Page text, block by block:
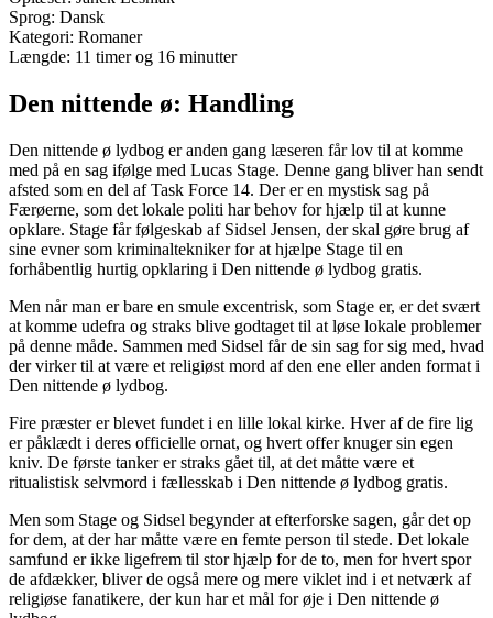
Sprog: Dansk
Kategori: Romaner
Længde: 11 timer og 16 minutter
Den nittende ø: Handling
Den nittende ø lydbog er anden gang læseren får lov til at komme
med på en sag ifølge med Lucas Stage. Denne gang bliver han sendt
afsted som en del af Task Force 14. Der er en mystisk sag på
Færøerne, som det lokale politi har behov for hjælp til at kunne
opklare. Stage får følgeskab af Sidsel Jensen, der skal gøre brug af
sine evner som kriminaltekniker for at hjælpe Stage til en
forhåbentlig hurtig opklaring i Den nittende ø lydbog gratis.
Men når man er bare en smule excentrisk, som Stage er, er det svært
at komme udefra og straks blive godtaget til at løse lokale problemer
på denne måde. Sammen med Sidsel får de sin sag for sig med, hvad
der virker til at være et religiøst mord af den ene eller anden format i
Den nittende ø lydbog.
Fire præster er blevet fundet i en lille lokal kirke. Hver af de fire lig
er påklædt i deres officielle ornat, og hvert offer knuger sin egen
kniv. De første tanker er straks gået til, at det måtte være et
ritualistisk selvmord i fællesskab i Den nittende ø lydbog gratis.
Men som Stage og Sidsel begynder at efterforske sagen, går det op
for dem, at der har måtte være en femte person til stede. Det lokale
samfund er ikke ligefrem til stor hjælp for de to, men for hvert spor
de afdækker, bliver de også mere og mere viklet ind i et netværk af
religiøse fanatikere, der kun har et mål for øje i Den nittende ø